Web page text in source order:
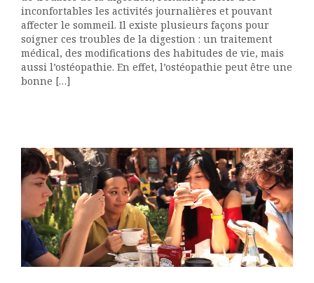
inconfortables les activités journalières et pouvant
affecter le sommeil. Il existe plusieurs façons pour
soigner ces troubles de la digestion : un traitement
médical, des modifications des habitudes de vie, mais
aussi l’ostéopathie. En effet, l’ostéopathie peut être une
bonne […]